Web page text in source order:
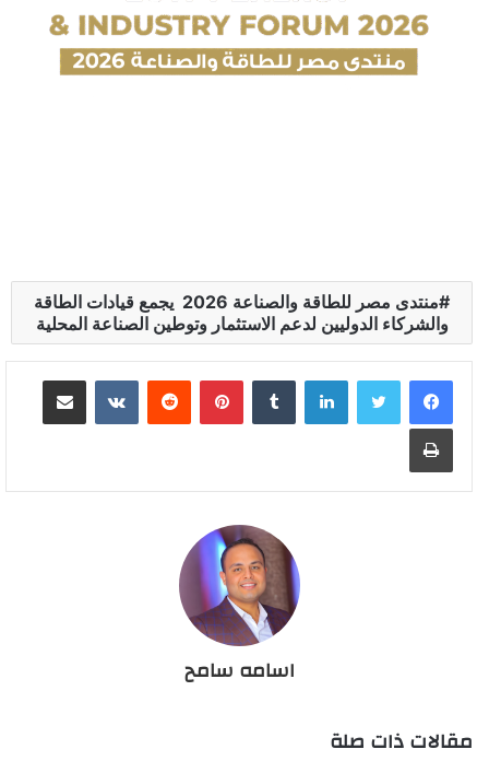
منتدى مصر للطاقة والصناعة 2026 يجمع قيادات الطاقة
والشركاء الدوليين لدعم الاستثمار وتوطين الصناعة المحلية
لينكدإن بينتيريست مشاركة عبر البريد
طباعة
اسامه سامح
مقالات ذات صلة